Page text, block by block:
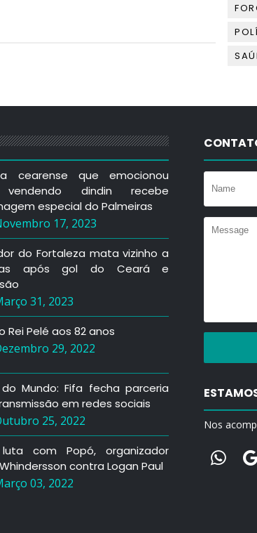
cearense que emocionou
dindin recebe
especial do Palmeiras
17, 2023
do Fortaleza mata vizinho a
após gol do Ceará e
31, 2023
Rei Pelé aos 82 anos
29, 2022
Mundo: Fifa fecha parceria
em redes sociais
25, 2022
com Popó, organizador
contra Logan Paul
03, 2022
Nos